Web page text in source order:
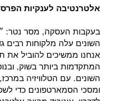
אלטרנטיבה לענקיות
בעקבות העסקה, מסר נטר:
השונים עלה מלקוחות רבים
אנחנו ממשיכים להוביל את
המתקדמות ביותר בשוק,
השונים. עם הטלוויזיה
ומסכי הסמארטפונים כדי